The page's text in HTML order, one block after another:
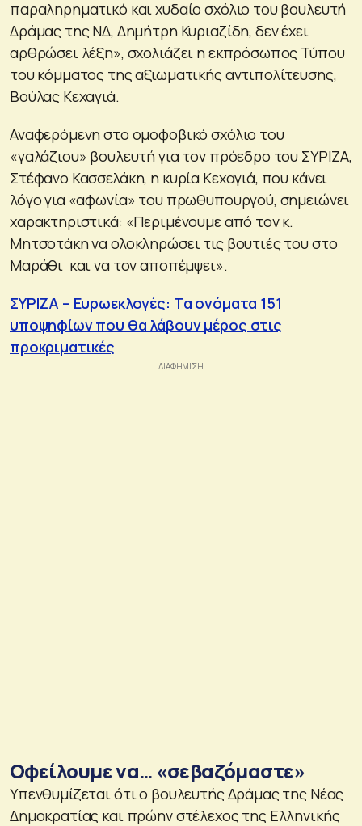
παραληρηματικό και χυδαίο σχόλιο του βουλευτή
Δράμας της ΝΔ, Δημήτρη Κυριαζίδη, δεν έχει
αρθρώσει λέξη», σχολιάζει η εκπρόσωπος Τύπου
του κόμματος της αξιωματικής αντιπολίτευσης,
Βούλας Κεχαγιά.
Αναφερόμενη στο ομοφοβικό σχόλιο του
«γαλάζιου» βουλευτή για τον πρόεδρο του ΣΥΡΙΖΑ,
Στέφανο Κασσελάκη, η κυρία Κεχαγιά, που κάνει
λόγο για «αφωνία» του πρωθυπουργού, σημειώνει
χαρακτηριστικά: «Περιμένουμε από τον κ.
Μητσοτάκη να ολοκληρώσει τις βουτιές του στο
Μαράθι και να τον αποπέμψει».
ΣΥΡΙΖΑ – Ευρωεκλογές: Τα ονόματα 151
υποψηφίων που θα λάβουν μέρος στις
προκριματικές
Οφείλουμε να… «σεβαζόμαστε»
Υπενθυμίζεται ότι ο βουλευτής Δράμας της Νέας
Δημοκρατίας και πρώην στέλεχος της Ελληνικής